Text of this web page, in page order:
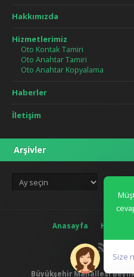
Hakkımızda
Hizmetlerimiz
Oto Kontak Tamiri
Oto Anahtar Tamiri
Oto Anahtar Kopyalama
Haberler
İletişim
Arşivler
Arşivler
Anasayfa
Büyükşehir Mahallesi
Size